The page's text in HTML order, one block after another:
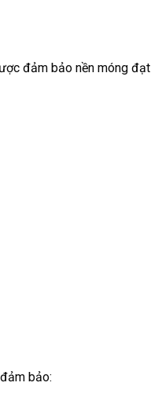
đảm bảo nền móng
bảo: